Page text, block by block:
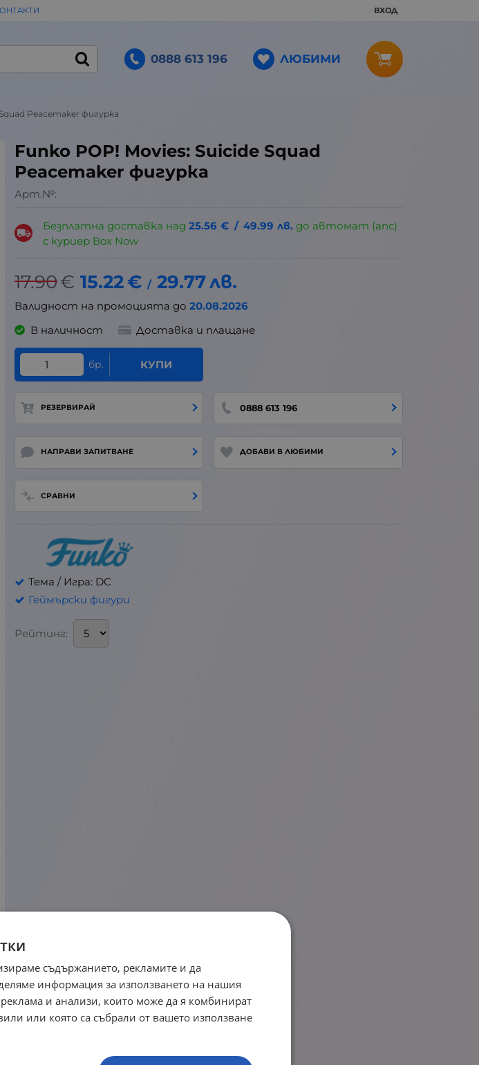
ВХОД
0888 613 196 ЛЮБИМИ
Peacemaker фигурка
Funko POP! Movies: Suicide Squad
Peacemaker фигурка
Арт.№:
Безплатна доставка над25.56 € / 49.99 лв. до автомат (апс)
с куриер Box Now
17.90€ 15.22€ / 29.77лв.
Валидност на промоцията до 20.08.2026
В наличност
Доставка и плащане
бр. КУПИ
РЕЗЕРВИРАЙ 0888 613 196
НАПРАВИ ЗАПИТВАНЕ ДОБАВИ В ЛЮБИМИ
СРАВНИ
Тема / Игра: DC
Геймърски фигури
Рейтинг:
съдържанието, рекламите и да
информация за използването на нашия
и анализи, които може да я комбинират
или която са събрали от вашето използване